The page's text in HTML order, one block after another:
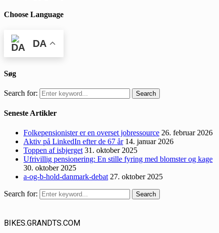
Choose Language
DA
Søg
Search for: Search
Seneste Artikler
Folkepensionister er en overset jobressource 26. februar 2026
Aktiv på LinkedIn efter de 67 år 14. januar 2026
Toppen af isbjerget 31. oktober 2025
Ufrivillig pensionering: En stille fyring med blomster og kage
30. oktober 2025
a-og-b-hold-danmark-debat 27. oktober 2025
Search for: Search
BIKES.GRANDTS.COM